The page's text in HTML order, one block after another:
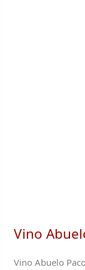
Vino
Vino Abuelo